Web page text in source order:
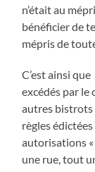
n’était au
bénéficier de
mépris de
C’est ainsi
excédés par
autres bistrots
règles
autorisations
une rue, tout